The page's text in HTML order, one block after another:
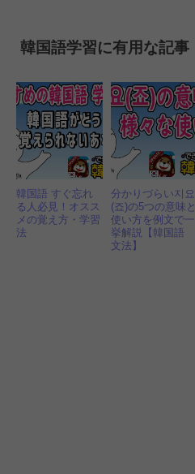
韓国語学習に有用な記事
韓国語 すぐ忘れ
る人必見！オスス
メの覚え方・学習
法
分かりづらい지요
(죠)の5つの意味と
使い方を例文で一
挙解説【韓国語
文法】